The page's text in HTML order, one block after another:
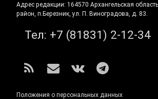
Адрес редакции: 164570 Архангельская
район, п.Березник, ул. П. Виноградова, д. 83.
Тел: +7 (81831) 2-12-34
RSS E-mailВКонтакте
Telegram
Положения о персональных данных